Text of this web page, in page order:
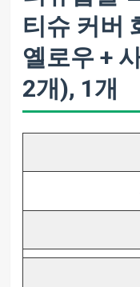
티슈 커버
옐로우 +
2개), 1개